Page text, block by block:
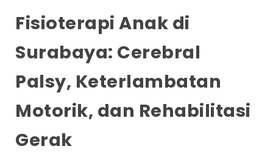
Fisioterapi Anak di
Surabaya: Cerebral
Palsy, Keterlambatan
Motorik, dan Rehabilitasi
Gerak